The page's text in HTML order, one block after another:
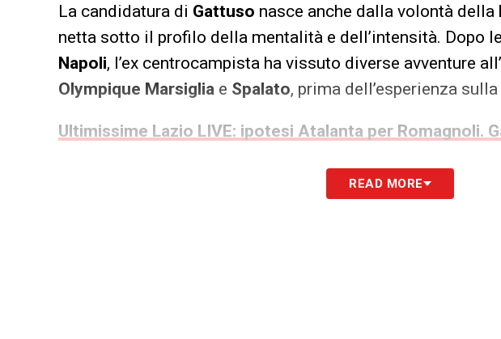
La candidatura di Gattuso nasce anche dalla volontà della
netta sotto il profilo della mentalità e dell’intensità. Dopo
Napoli, l’ex centrocampista ha vissuto diverse avventure
Olympique Marsiglia e Spalato, prima dell’esperienza
Ultimissime Lazio LIVE: ipotesi Atalanta per Romagnoli.
Gattuso Lazio, il precedente del 2019 torna
READ MORE